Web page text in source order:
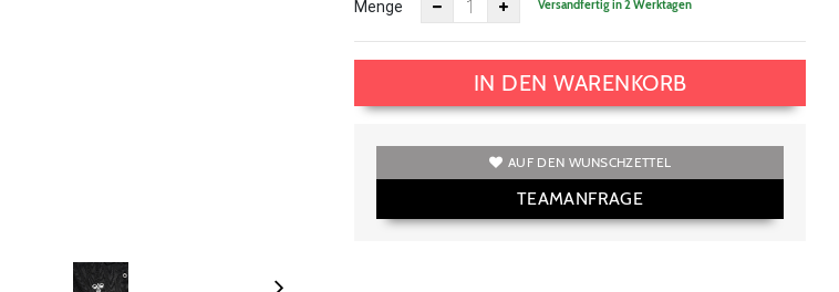
Menge Versandfertig in 2 Werktagen
IN DEN WARENKORB
AUF DEN WUNSCHZETTEL
TEAMANFRAGE